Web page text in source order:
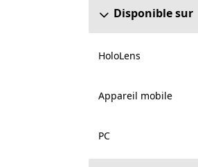
Disponible sur
HoloLens
Appareil mobile
PC